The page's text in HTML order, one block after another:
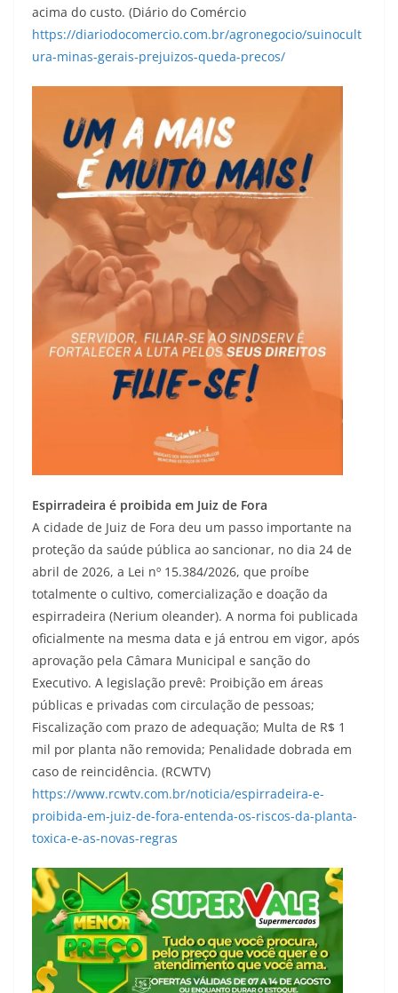
acima do custo. (Diário do Comércio
https://diariodocomercio.com.br/agronegocio/suinocult
ura-minas-gerais-prejuizos-queda-precos/
Espirradeira é proibida em Juiz de Fora
A cidade de Juiz de Fora deu um passo importante na
proteção da saúde pública ao sancionar, no dia 24 de
abril de 2026, a Lei nº 15.384/2026, que proíbe
totalmente o cultivo, comercialização e doação da
espirradeira (Nerium oleander). A norma foi publicada
oficialmente na mesma data e já entrou em vigor, após
aprovação pela Câmara Municipal e sanção do
Executivo. A legislação prevê: Proibição em áreas
públicas e privadas com circulação de pessoas;
Fiscalização com prazo de adequação; Multa de R$ 1
mil por planta não removida; Penalidade dobrada em
caso de reincidência. (RCWTV)
https://www.rcwtv.com.br/noticia/espirradeira-e-
proibida-em-juiz-de-fora-entenda-os-riscos-da-planta-
toxica-e-as-novas-regras